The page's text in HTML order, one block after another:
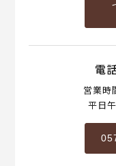
電
営業時
平日